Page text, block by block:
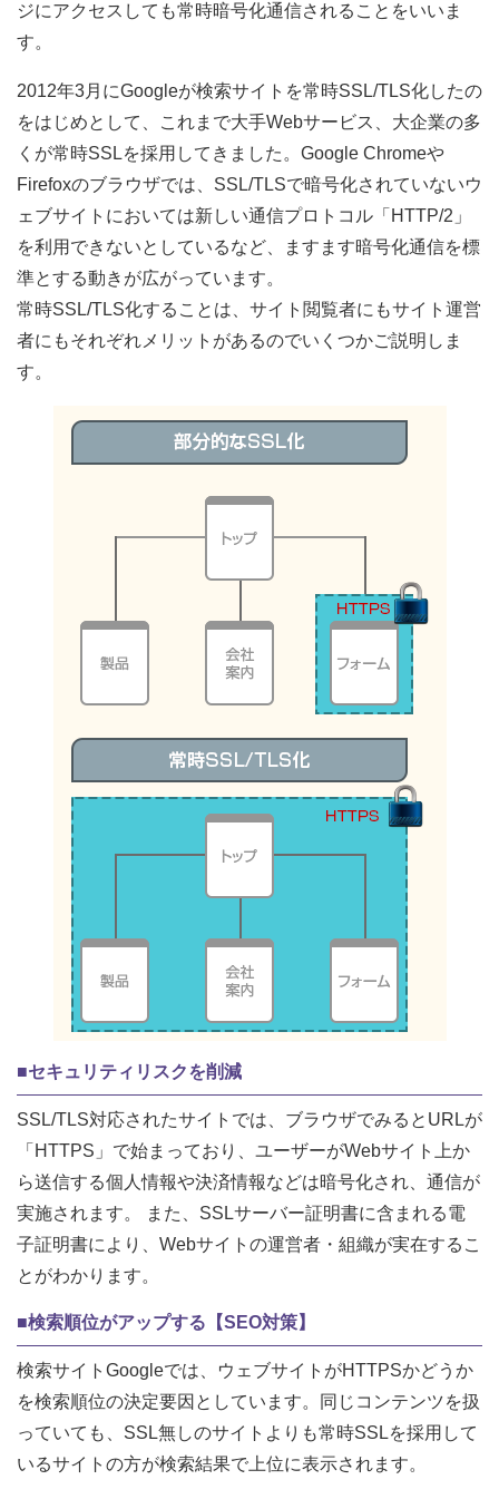
ジにアクセスしても常時暗号化通信されることをいいま
す。
2012年3月にGoogleが検索サイトを常時SSL/TLS化したの
をはじめとして、これまで大手Webサービス、大企業の多
くが常時SSLを採用してきました。Google Chromeや
Firefoxのブラウザでは、SSL/TLSで暗号化されていないウ
ェブサイトにおいては新しい通信プロトコル「HTTP/2」
を利用できないとしているなど、ますます暗号化通信を標
準とする動きが広がっています。
常時SSL/TLS化することは、サイト閲覧者にもサイト運営
者にもそれぞれメリットがあるのでいくつかご説明しま
す。
■セキュリティリスクを削減
SSL/TLS対応されたサイトでは、ブラウザでみるとURLが
「HTTPS」で始まっており、ユーザーがWebサイト上か
ら送信する個人情報や決済情報などは暗号化され、通信が
実施されます。 また、SSLサーバー証明書に含まれる電
子証明書により、Webサイトの運営者・組織が実在するこ
とがわかります。
■検索順位がアップする【SEO対策】
検索サイトGoogleでは、ウェブサイトがHTTPSかどうか
を検索順位の決定要因としています。同じコンテンツを扱
っていても、SSL無しのサイトよりも常時SSLを採用して
いるサイトの方が検索結果で上位に表示されます。